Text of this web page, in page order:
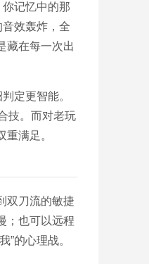
记忆中的那
效轰炸，全
藏在每一次出
定更智能。
技。而对老玩
满足。
双刀流的敏捷
；也可以远程
的心理战。